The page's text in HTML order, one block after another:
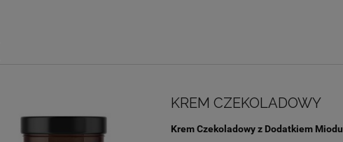
KREM CZEKOLADOWY
Krem Czekoladowy z Dodatkiem Miodu